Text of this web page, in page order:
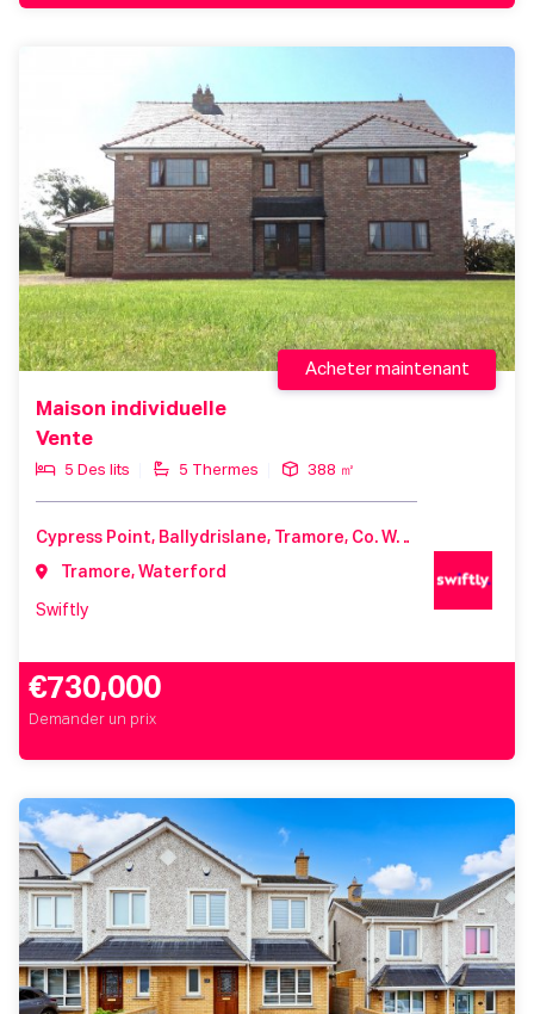
Maison individuelle
Vente
5 Des lits 5 Thermes 388 ㎡
Acheter maintenant
Cypress Point, Ballydrislane, Tramore, Co. Waterford
Tramore, Waterford
Swiftly
€730,000
Demander un prix